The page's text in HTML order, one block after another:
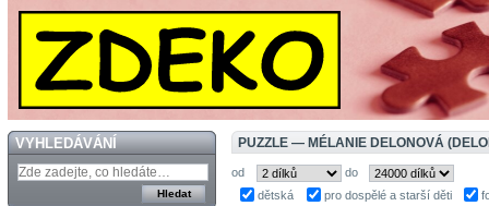
VYHLEDÁVÁNÍ PUZZLE — MÉLANIE DELONOVÁ
od
do
dětská
pro dospělé a starší děti